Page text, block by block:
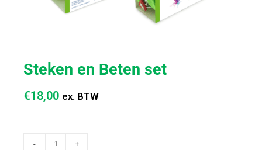
Steken en Beten set
€18,00 ex. BTW